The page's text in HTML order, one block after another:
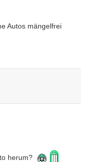
Autos mängelfrei
herum?